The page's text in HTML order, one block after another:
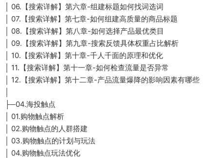
│ 06.【搜索详解】第六章-组建标题如何找词选词
│ 07.【搜索详解】第七章-如何组建高质量的商品标题
│ 08.【搜索详解】第八章-如何选择产品最优类目
│ 09.【搜索详解】第九章-搜索反馈具体权重占比解析
│ 10.【搜索详解】第十章-千人千面的原理和优化
│ 11.【搜索详解】第十一章-如何检查流量是否异常
│ 12.【搜索详解】第十二章-产品流量爆降的影响因素有哪些
├─04.海投触点
│ 01.购物触点解析
│ 02.购物触点的人群搭建
│ 03.购物触点的计划与玩法
│ 04.购物触点玩法优化